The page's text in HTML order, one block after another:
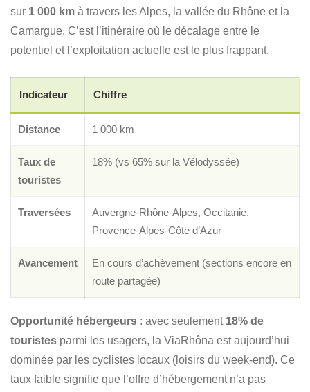
sur 1 000 km à travers les Alpes, la vallée du Rhône et la
Camargue. C’est l’itinéraire où le décalage entre le
potentiel et l’exploitation actuelle est le plus frappant.
Indicateur Chiffre
Distance 1 000 km
Taux de
touristes
18% (vs 65% sur la Vélodyssée)
Traversées
Auvergne-Rhône-Alpes, Occitanie,
Provence-Alpes-Côte d’Azur
Avancement
En cours d’achèvement (sections encore en
route partagée)
Opportunité hébergeurs : avec seulement 18% de
touristes parmi les usagers, la ViaRhôna est aujourd’hui
dominée par les cyclistes locaux (loisirs du week-end). Ce
taux faible signifie que l’offre d’hébergement n’a pas